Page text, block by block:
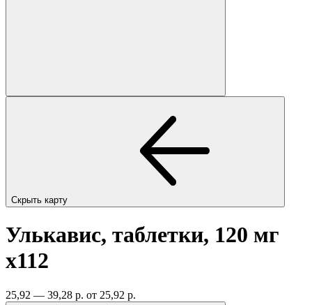
Скрыть карту
Улькавис, таблетки, 120 мг
x112
25,92 — 39,28 р. от 25,92 р.